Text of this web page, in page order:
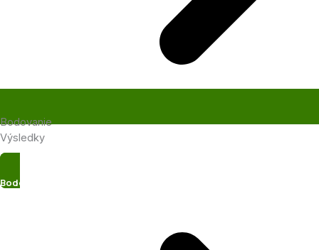
Bodovanie
Výsledky
Bodovanie